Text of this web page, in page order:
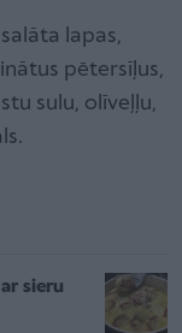
lapas,
pētersīļus,
sulu, olīveļļu,
sieru